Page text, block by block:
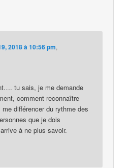
2018 à 10:56 pm,
tu sais, je me demande
comment reconnaître
différencer du rythme des
que je dois
à ne plus savoir.